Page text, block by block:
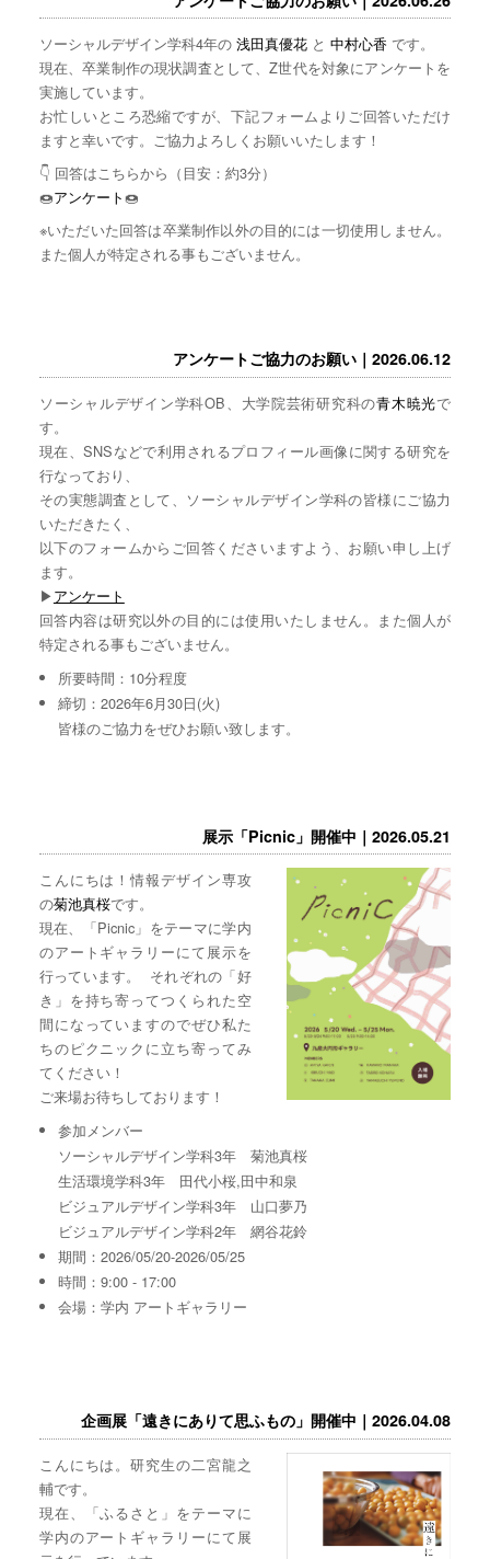
ソーシャルデザイン学科4年の 浅田真優花と 中村心香 です。
現在、卒業制作の現状調査として、Z世代を対象にアンケートを
実施しています。
お忙しいところ恐縮ですが、下記フォームよりご回答いただけ
ますと幸いです。ご協力よろしくお願いいたします！
👇 回答はこちらから（目安：約3分）
🍩アンケート🍩
※いただいた回答は卒業制作以外の目的には一切使用しません。
また個人が特定される事もございません。
アンケートご協力のお願い｜2026.06.12
ソーシャルデザイン学科OB、大学院芸術研究科の青木暁光で
す。
現在、SNSなどで利用されるプロフィール画像に関する研究を
行なっており、
その実態調査として、ソーシャルデザイン学科の皆様にご協力
いただきたく、
以下のフォームからご回答くださいますよう、お願い申し上げ
ます。
▶︎アンケート
回答内容は研究以外の目的には使用いたしません。また個人が
特定される事もございません。
所要時間：10分程度
締切：2026年6月30日(火)
皆様のご協力をぜひお願い致します。
展示「Picnic」開催中｜2026.05.21
こんにちは！情報デザイン専攻
の菊池真桜です。
現在、「Picnic」をテーマに学内
のアートギャラリーにて展示を
行っています。 それぞれの「好
き」を持ち寄ってつくられた空
間になっていますのでぜひ私た
ちのピクニックに立ち寄ってみ
てください！
ご来場お待ちしております！
参加メンバー
ソーシャルデザイン学科3年 菊池真桜
生活環境学科3年 田代小桜,田中和泉
ビジュアルデザイン学科3年 山口夢乃
ビジュアルデザイン学科2年 網谷花鈴
期間：2026/05/20-2026/05/25
時間：9:00 - 17:00
会場：学内 アートギャラリー
企画展「遠きにありて思ふもの」開催中｜2026.04.08
こんにちは。研究生の二宮龍之
輔です。
現在、「ふるさと」をテーマに
学内のアートギャラリーにて展